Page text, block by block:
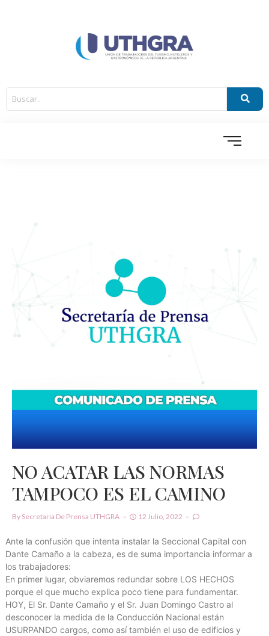
NO ACATAR LAS NORMAS
TAMPOCO ES EL CAMINO
By Secretaria De Prensa UTHGRA 12 Julio, 2022
Ante la confusión que intenta instalar la Seccional Capital con
Dante Camaño a la cabeza, es de suma importancia informar a
los trabajadores:
En primer lugar, obviaremos redundar sobre LOS HECHOS
porque el que mucho explica poco tiene para fundamentar.
HOY, El Sr. Dante Camaño y el Sr. Juan Domingo Castro al
desconocer la medida de la Conducción Nacional están
USURPANDO cargos, como así también el uso de edificios y